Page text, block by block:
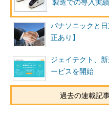
製造での導入実
パナソニックと
正あり】
ジェイテクト、
ービスを開始
過去の連載記